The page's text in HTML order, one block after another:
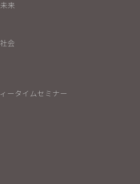
来
会
ータイムセミナー